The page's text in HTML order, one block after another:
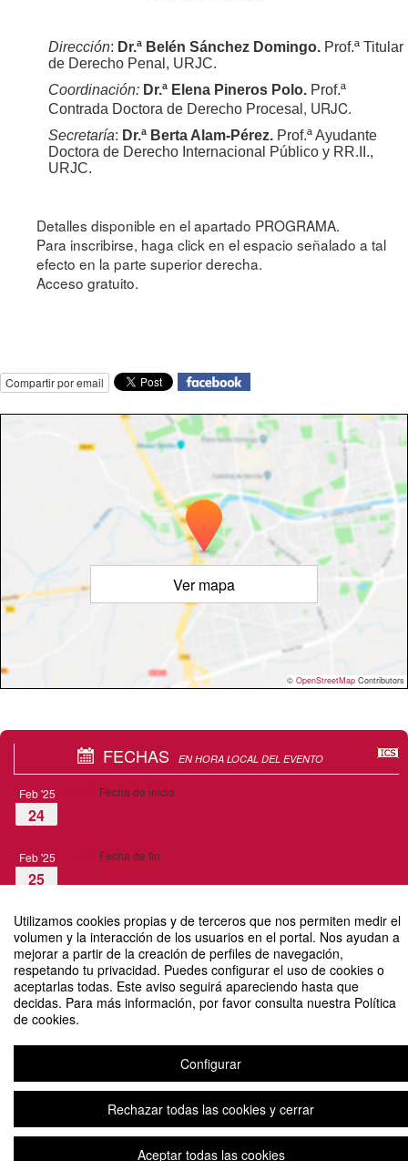
Utilizamos cookies propias y de terceros que nos permiten medir el
volumen y la interacción de los usuarios en el portal. Nos ayudan a
mejorar a partir de la creación de perfiles de navegación,
respetando tu privacidad. Puedes configurar el uso de cookies o
aceptarlas todas. Este aviso seguirá apareciendo hasta que
decidas. Para más información, por favor consulta nuestra Política
de cookies.
Configurar
Rechazar todas las cookies y cerrar
Aceptar todas las cookies
Dirección: Dr.ª Belén Sánchez Domingo. Prof.ª Titular
de Derecho Penal, URJC.
Coordinación: Dr.ª Elena Pineros Polo. Prof.ª
Contrada Doctora de Derecho Procesal , URJC.
Secretaría: Dr.ª Berta Alam-Pérez. Prof.ª Ayudante
Doctora de Derecho Internacional Público y RR.II.,
URJC.
Detalles disponible en el apartado PROGRAMA.
Para inscribirse, haga click en el espacio señalado a tal
efecto en la parte superior derecha.
Acceso gratuito.
Compartir por email
Ver mapa
© OpenStreetMap Contributors
FECHAS EN HORA LOCAL DEL EVENTO
Feb '25
24
Fecha de inicio
Feb '25
25
Fecha de fin
Congreso Internacional sobre Protección Jurídica de los Menores. Desafíos y
Oportunidades
Aviso legal|Contacto
Plataforma de organización de eventos Symposium
Copyright © 2026